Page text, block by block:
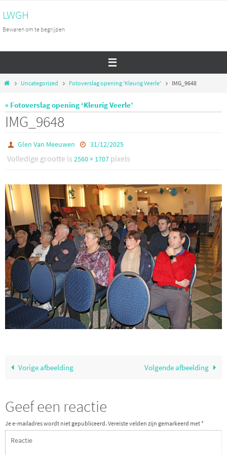
naar
de
LWGH
Bewaren om te begrijpen
HomeUncategorized Fotoverslag opening 'Kleurig Veerle' IMG_9648
« Fotoverslag opening ‘Kleurig Veerle’
IMG_9648
Glen Van Meeuwen 31/12/2025
Volledige grootte is 2560 × 1707 pixels
Vorige afbeelding Volgende afbeelding
Geef een reactie
Je e-mailadres wordt niet gepubliceerd. Vereiste velden zijn gemarkeerd met *